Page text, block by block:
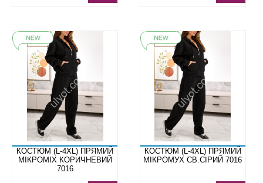
КОСТЮМ (L-4XL) ПРЯМИЙ
МІКРОМІХ КОРИЧНЕВИЙ
7016
КОСТЮМ (L-4XL) ПРЯМИЙ
МІКРОМУХ СВ.СІРИЙ 7016